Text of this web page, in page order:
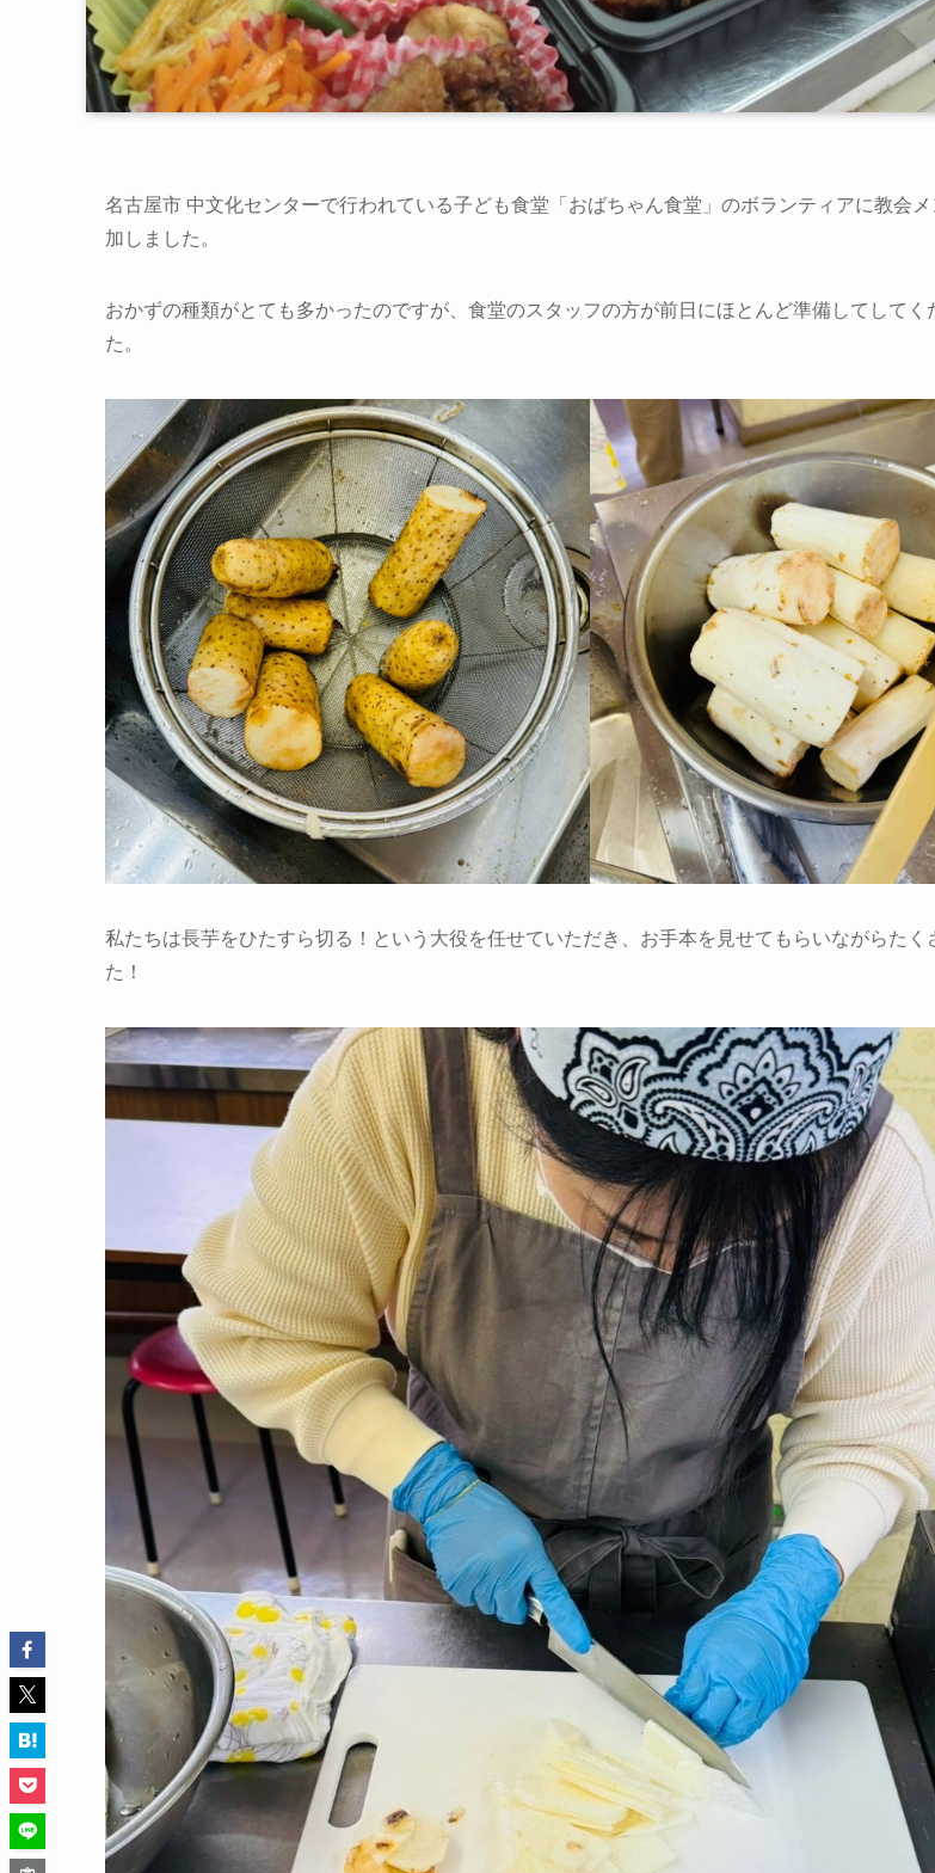
名古屋市 中文化センターで行われている子ども食堂「おばちゃん食堂」のボランティアに教会
加しました。
おかずの種類がとても多かったのですが、食堂のスタッフの方が前日にほとんど準備してしてく
た。
私たちは長芋をひたすら切る！という大役を任せていただき、お手本を見せてもらいながらたく
た！